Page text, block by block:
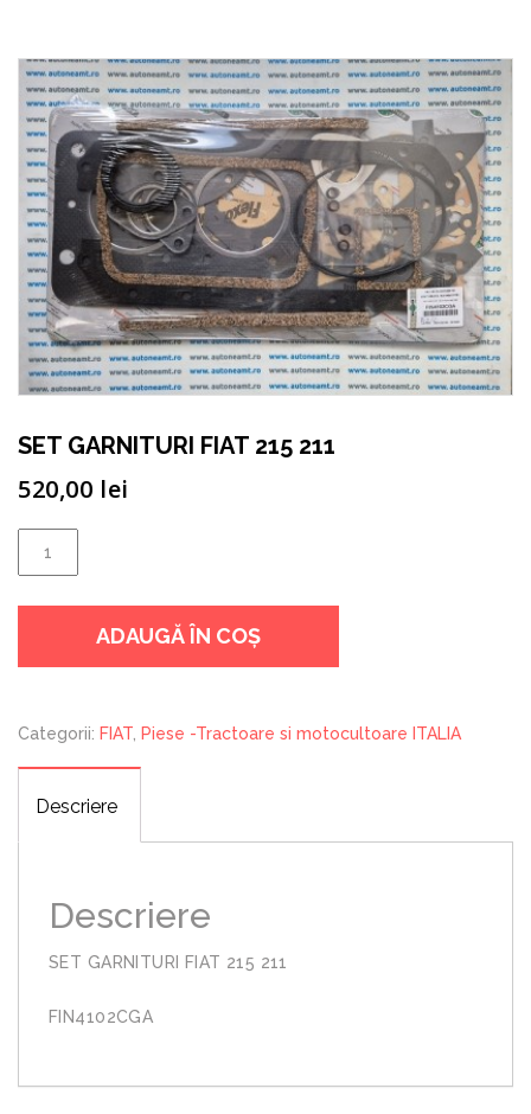
SET GARNITURI FIAT 215 211
520,00 lei
SET
GARNITURI
215
ADAUGĂ ÎN COȘ
Categorii: FIAT Piese -Tractoare si motocultoare ITALIA
Descriere
Descriere
SET GARNITURI FIAT 215 211
FIN4102CGA